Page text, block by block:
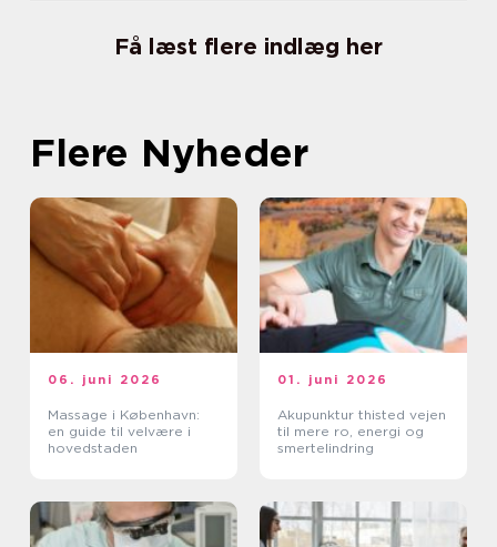
Få læst flere indlæg her
Flere Nyheder
06. juni 2026
Massage i København:
en guide til velvære i
hovedstaden
01. juni 2026
Akupunktur thisted vejen
til mere ro, energi og
smertelindring